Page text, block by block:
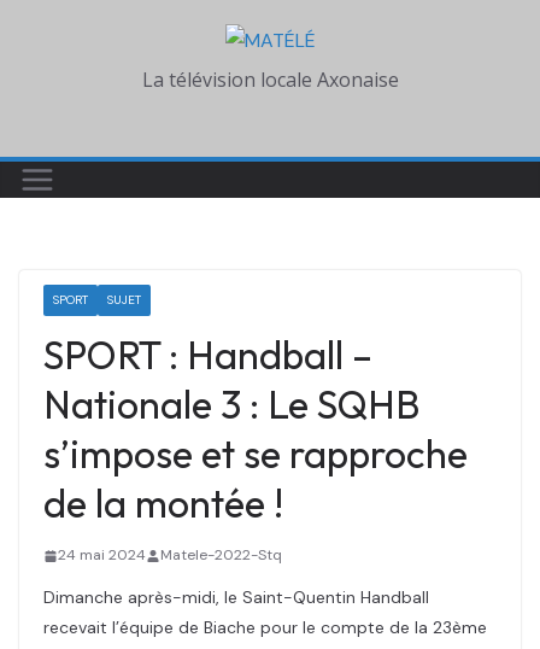
La télévision locale Axonaise
SPORT SUJET
SPORT : Handball –
Nationale 3 : Le SQHB
s’impose et se rapproche
de la montée !
24 mai 2024 Matele-2022-Stq
Dimanche après-midi, le Saint-Quentin Handball
recevait l’équipe de Biache pour le compte de la 23ème